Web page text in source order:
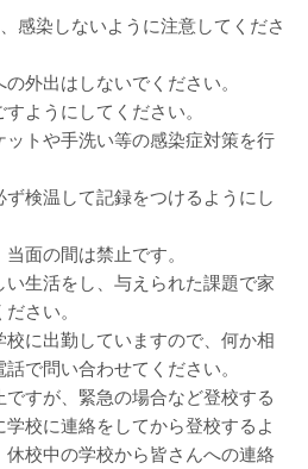
感染しないように注意してくださ
外出はしないでください。
ようにしてください。
ットや手洗い等の感染症対策を行
検温して記録をつけるようにし
面の間は禁止です。
い生活をし、与えられた課題で家
さい。
校に出勤していますので、何か相
で問い合わせてください。
ですが、緊急の場合など登校する
校に連絡をしてから登校するよ
校中の学校から皆さんへの連絡